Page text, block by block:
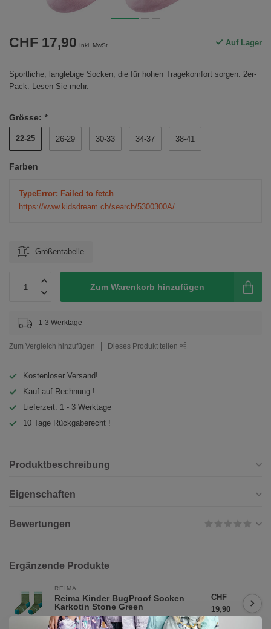
CHF 17,90 Inkl. MwSt. Auf Lager
Sportliche, langlebige Socken, die für hohen Tragekomfort sorgen. 2er-
Pack. Lesen Sie mehr.
Grösse: *
22-25 26-29 30-33 34-37 38-41
Farben
TypeError: Failed to fetch
https://www.kidsdream.ch/search/5300300A/
Größentabelle
Zum Warenkorb hinzufügen
1-3 Werktage
Zum Vergleich hinzufügen Dieses Produkt teilen
Kostenloser Versand!
Kauf auf Rechnung !
Lieferzeit: 1 - 3 Werktage
10 Tage Rückgaberecht !
Produktbeschreibung
Eigenschaften
Bewertungen
Ergänzende Produkte
REIMA
Reima Kinder BugProof Socken
Karkotin Stone Green
Auf Lager
CHF
19,90